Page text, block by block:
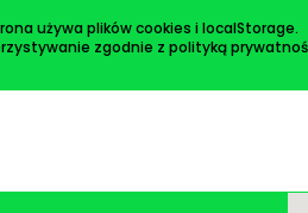
pod
używa plików cookies i localStorage.
zgodnie z polityką